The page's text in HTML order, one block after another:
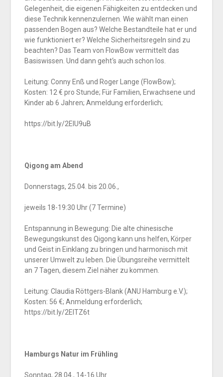
Gelegenheit, die eigenen Fähigkeiten zu entdecken und
diese Technik kennenzulernen. Wie wählt man einen
passenden Bogen aus? Welche Bestandteile hat er und
wie funktioniert er? Welche Sicherheitsregeln sind zu
beachten? Das Team von FlowBow vermittelt das
Basiswissen. Und dann geht‘s auch schon los.
Leitung: Conny Enß und Roger Lange (FlowBow);
Kosten: 12 € pro Stunde; Für Familien, Erwachsene und
Kinder ab 6 Jahren; Anmeldung erforderlich;
https://bit.ly/2EIU9uB
Qigong am Abend
Donnerstags, 25.04. bis 20.06.,
jeweils 18-19:30 Uhr (7 Termine)
Entspannung in Bewegung: Die alte chinesische
Bewegungskunst des Qigong kann uns helfen, Körper
und Geist in Einklang zu bringen und harmonisch mit
unserer Umwelt zu leben. Die Übungsreihe vermittelt
an 7 Tagen, diesem Ziel näher zu kommen.
Leitung: Claudia Röttgers-Blank (ANU Hamburg e.V.);
Kosten: 56 €; Anmeldung erforderlich;
https://bit.ly/2EITZ6t
Hamburgs Natur im Frühling
Sonntag, 28.04., 14-16 Uhr